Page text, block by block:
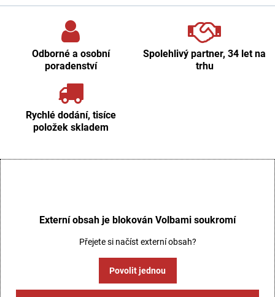
Odborné a osobní
poradenství
Spolehlivý partner, 34 let na
trhu
Rychlé dodání, tisíce
položek skladem
Externí obsah je blokován Volbami soukromí
Přejete si načíst externí obsah?
Povolit jednou